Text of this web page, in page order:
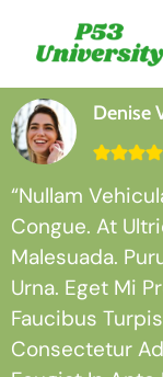
Denise
“Nullam
Congue. At
Malesuada.
Urna. Eget Mi
Faucibus
Consectetur